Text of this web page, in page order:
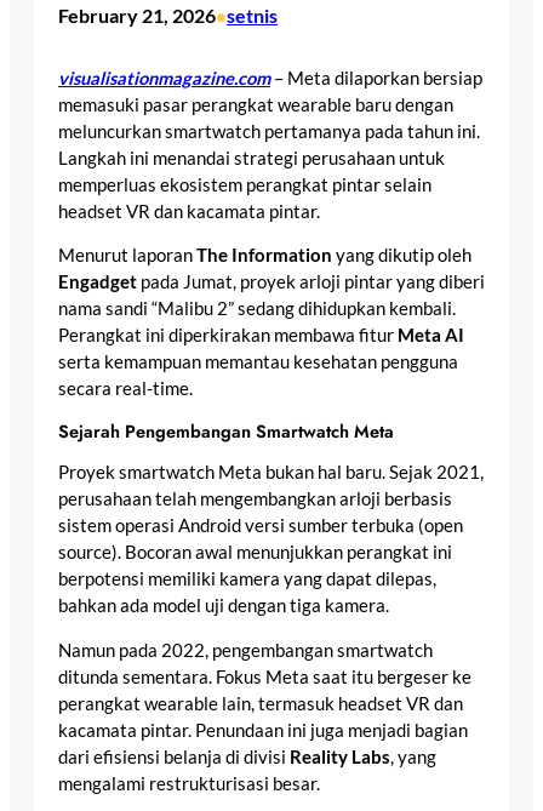
February 21, 2026•setnis
visualisationmagazine.com– Meta dilaporkan bersiap
memasuki pasar perangkat wearable baru dengan
meluncurkan smartwatch pertamanya pada tahun ini.
Langkah ini menandai strategi perusahaan untuk
memperluas ekosistem perangkat pintar selain
headset VR dan kacamata pintar.
Menurut laporanThe Information yang dikutip oleh
Engadget pada Jumat, proyek arloji pintar yang diberi
nama sandi “Malibu 2” sedang dihidupkan kembali.
Perangkat ini diperkirakan membawa fitur Meta AI
serta kemampuan memantau kesehatan pengguna
secara real-time.
Sejarah Pengembangan Smartwatch Meta
Proyek smartwatch Meta bukan hal baru. Sejak 2021,
perusahaan telah mengembangkan arloji berbasis
sistem operasi Android versi sumber terbuka (open
source). Bocoran awal menunjukkan perangkat ini
berpotensi memiliki kamera yang dapat dilepas,
bahkan ada model uji dengan tiga kamera.
Namun pada 2022, pengembangan smartwatch
ditunda sementara. Fokus Meta saat itu bergeser ke
perangkat wearable lain, termasuk headset VR dan
kacamata pintar. Penundaan ini juga menjadi bagian
dari efisiensi belanja di divisi Reality Labs, yang
mengalami restrukturisasi besar.